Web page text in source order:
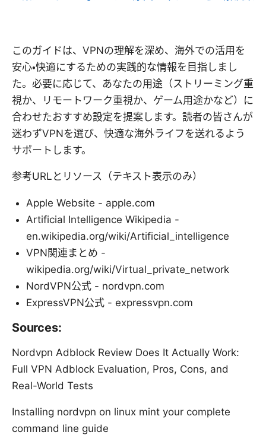
このガイドは、VPNの理解を深め、海外での活用を
安心・快適にするための実践的な情報を目指しまし
た。必要に応じて、あなたの用途（ストリーミング重
視か、リモートワーク重視か、ゲーム用途かなど）に
合わせたおすすめ設定を提案します。読者の皆さんが
迷わずVPNを選び、快適な海外ライフを送れるよう
サポートします。
参考URLとリソース（テキスト表示のみ）
Apple Website - apple.com
Artificial Intelligence Wikipedia -
en.wikipedia.org/wiki/Artificial_intelligence
VPN関連まとめ -
wikipedia.org/wiki/Virtual_private_network
NordVPN公式 - nordvpn.com
ExpressVPN公式 - expressvpn.com
Sources:
Nordvpn Adblock Review Does It Actually Work:
Full VPN Adblock Evaluation, Pros, Cons, and
Real-World Tests
Installing nordvpn on linux mint your complete
command line guide